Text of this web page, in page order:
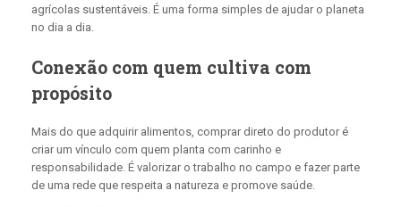
agrícolas sustentáveis. É uma forma simples de ajudar o planeta
no dia a dia.
Conexão com quem cultiva com
propósito
Mais do que adquirir alimentos, comprar direto do produtor é
criar um vínculo com quem planta com carinho e
responsabilidade. É valorizar o trabalho no campo e fazer parte
de uma rede que respeita a natureza e promove saúde.